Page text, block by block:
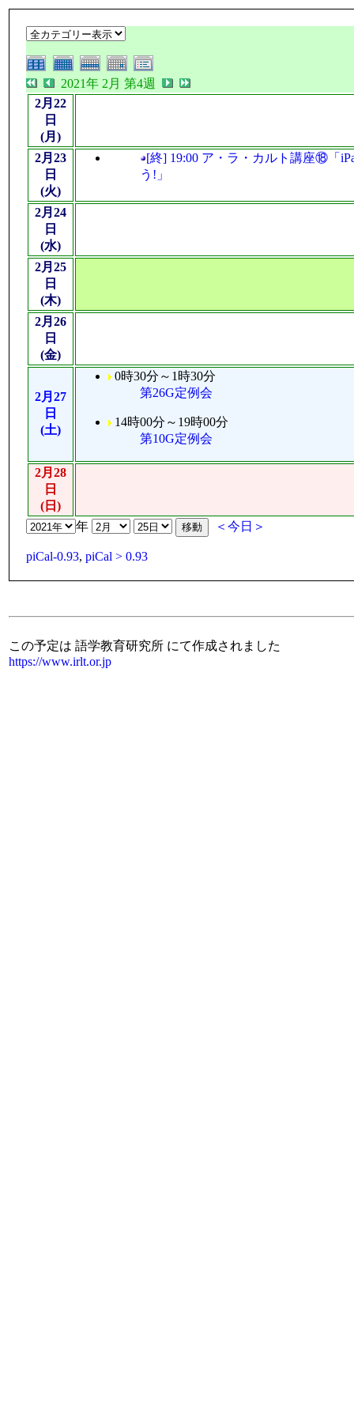
2021年 2月 第4週
2月22
日
(月)
2月23
日
(火)
[終] 19:00 ア・ラ・カルト講座⑱「
う!」
2月24
日
(水)
2月25
日
(木)
2月26
日
(金)
2月27
日
(土)
0時30分～1時30分
第26G定例会
14時00分～19時00分
第10G定例会
2月28
日
(日)
年
＜今日＞
piCal-0.93, piCal > 0.93
この予定は 語学教育研究所 にて作成されました
https://www.irlt.or.jp